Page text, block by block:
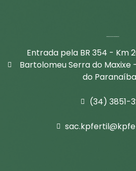
Venha tomar um café conosco!​
Entrada pela BR 354 - Km
Bartolomeu Serra do Maxixe
do
(34) 3851-